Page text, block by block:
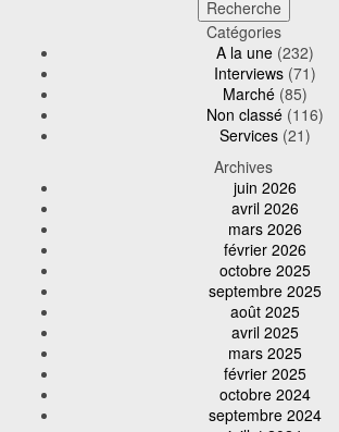
Catégories
A la une (232)
Interviews (71)
Marché (85)
Non classé (116)
Services (21)
Archives
juin 2026
avril 2026
mars 2026
février 2026
octobre 2025
septembre 2025
août 2025
avril 2025
mars 2025
février 2025
octobre 2024
septembre 2024